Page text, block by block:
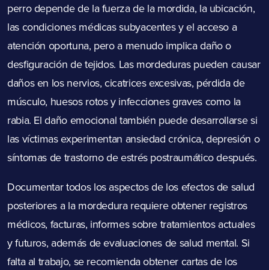
perro depende de la fuerza de la mordida, la ubicación,
las condiciones médicas subyacentes y el acceso a
atención oportuna, pero a menudo implica daño o
desfiguración de tejidos. Las mordeduras pueden causar
daños en los nervios, cicatrices excesivas, pérdida de
músculo, huesos rotos y infecciones graves como la
rabia. El daño emocional también puede desarrollarse si
las víctimas experimentan ansiedad crónica, depresión o
síntomas de trastorno de estrés postraumático después.
Documentar todos los aspectos de los efectos de salud
posteriores a la mordedura requiere obtener registros
médicos, facturas, informes sobre tratamientos actuales
y futuros, además de evaluaciones de salud mental. Si
falta al trabajo, se recomienda obtener cartas de los